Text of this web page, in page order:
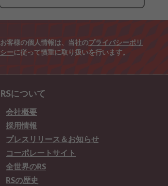
お客様の個人情報は、当社のプライバシーポリ
シーに従って慎重に取り扱いを行います。
RSについて
会社概要
採用情報
プレスリリース＆お知らせ
コーポレートサイト
全世界のRS
RSの歴史